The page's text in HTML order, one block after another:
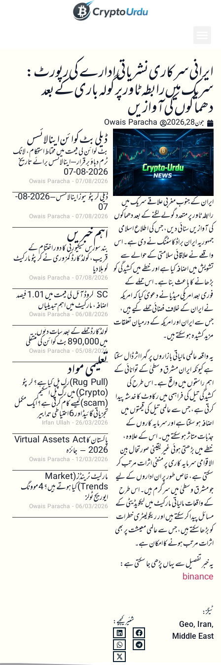
ایرانی سرکاری نشریاتی ادارے کی رپورٹ:
سریك میں رابطہ ٹاور پر گولہ باری کے بعد
دھماکوں کی آوازیں
جون 28, 2026 Owais Paracha
ایران کے جنوب مغربی علاقے سریك میں
رابطہ ٹاور پر متعدد گولے لگنے کے بعد دھماکوں
کی آوازیں سنائی دیں، جس کی اطلاع اسلامی
جمہوریہ ایران براڈکاسٹنگ نے دی ہے۔ اس
واقعے نے علاقائی سلامتی کے حوالے سے
تشویش میں اضافہ کیا ہے اور خطے میں کشیدگی کو
بڑھانے کا باعث بنا ہے۔ اس حملے کے
فوری بعد امریکی میڈیا نے دعویٰ کیا کہ امریکہ
نے ایران کے خلاف فضائی حملے کیے ہیں،
جس سے ایران اور امریکہ کے درمیان تعلقات
مزید کشیدہ ہو سکتے ہیں۔
یہ واقعہ عالمی مالیاتی بازاروں پر گہرا اثر ڈال سکتا
ہے کیونکہ ایران مشرق وسطیٰ کے توانائی کے
اہم راستوں میں واقع ہے۔ اس طرح کی
کشیدگی تیل کی فراہمی میں رکاوٹ کا خدشہ پیدا
کرتی ہے، جس سے عالمی تیل کی قیمتوں میں
اضافہ ہو سکتا ہے اور سرمایہ کاروں کے
جذبات متاثر ہو سکتے ہیں۔ اس کے علاوہ،
خطے میں بڑھتی ہوئی غیر یقینی صورتحال بین
الاقوامی سرمایہ کاری پر منفی اثرات مرتب کر
سکتی ہے، خاص طور پر ان اداروں کے لیے
جو مشرق وسطیٰ میں سرگرم ہیں۔ اس طرح
کے واقعات مالیاتی مارکیٹ میں لیکویڈیٹی کے
مسائل پیدا کر سکتے ہیں اور ریگولیٹری خطرات
کو بڑھا سکتے ہیں، جس سے عالمی معیشت پر بھی
اثرات مرتب ہونے کا امکان ہے۔
یہ خبر تفصیل سے یہاں پڑھی جا سکتی ہے:
binance
ٹیگز:
Geo, Iran,
Middle East
شئیر کیجیے:
ڈیلی بٹ کوائن اینالائسس
بٹ کوائن کی قیمت میں محتاط استحکام، لانگ
ٹرم دباؤ برقرار – اینالائسس برائے تاریخ
2026-08-07
Owais Paracha 07/08/2026
ڈیلی کرپٹو نیوز اینالائسس – 2026-08-
07
Owais Paracha 07/08/2026
اہم خبریں
بند سورس سیکیورٹی کا دور اختتام کے
قریب، کولڈ کارڈ کمزوری نے کرپٹو مارکیٹ
کو ہلا دیا
Owais Paracha 07/08/2026
SC کروڈ آئل کی قیمت میں 1.01 فیصد
اضافہ، مارکیٹ میں اہم تبدیلیاں
Owais Paracha 06/08/2026
کولڈکارڈ حملے کے بعد سات دنوں
میں 890,000 بٹ کوائن کی منتقلی
Owais Paracha 05/08/2026
تعلیمی مواد(Rug Pull)رگ پل کیا ہے؟ کرپٹو
(Crypto) میں رگ پل اسکیم
(scam)کیسے کام کرتی ہے؟ ایک مکمل
تجزیاتی گائیڈ اور 6 احتیاطی تدابیر
Irfan Ullah 26/03/2026
پاکستان کا Virtual Assets Act
2026 – جائزہ
Owais Paracha 12/03/2026
مارکیٹ ٹرینڈز (Market
Trends) کیا ہوتے ہیں؟ 4 موونگ
ایوریج ٹولز
Owais Paracha 06/03/2026